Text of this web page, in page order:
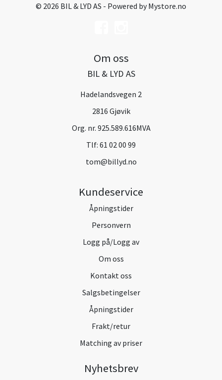
© 2026 BIL & LYD AS - Powered byMystore.no
Om oss
BIL & LYD AS
Hadelandsvegen 2
2816 Gjøvik
Org. nr. 925.589.616MVA
Tlf: 61 02 00 99
tom@billyd.no
Kundeservice
Åpningstider
Personvern
Logg på/Logg av
Om oss
Kontakt oss
Salgsbetingelser
Åpningstider
Frakt/retur
Matching av priser
Nyhetsbrev